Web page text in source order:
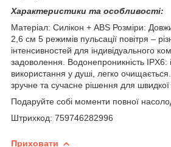
Характеристики та особливості:
Матеріал: Силікон + ABS Розміри:
2,6 см 5 режимів пульсації повітря –
інтенсивностей для індивідуального
задоволення. Водонепроникність IPX6:
використання у душі, легко
зручне та сучасне рішення для швидкої
Подаруйте собі моменти повної
Штрихкод: 759746282996
Приховати